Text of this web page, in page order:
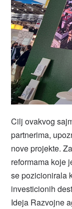
Cilj ovakvog
partnerima,
nove projekte.
reformama koje
se pozicionirala
investicionih
Ideja Razvojne